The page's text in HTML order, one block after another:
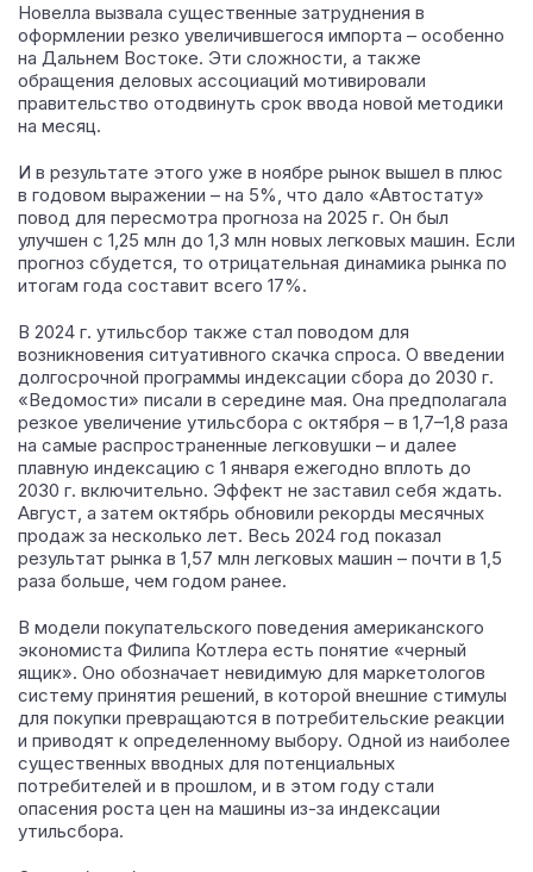
Новелла вызвала существенные затруднения в
оформлении резко увеличившегося импорта – особенно
на Дальнем Востоке. Эти сложности, а также
обращения деловых ассоциаций мотивировали
правительство отодвинуть срок ввода новой методики
на месяц.
И в результате этого уже в ноябре рынок вышел в плюс
в годовом выражении – на 5%, что дало «Автостату»
повод для пересмотра прогноза на 2025 г. Он был
улучшен с 1,25 млн до 1,3 млн новых легковых машин. Если
прогноз сбудется, то отрицательная динамика рынка по
итогам года составит всего 17%.
В 2024 г. утильсбор также стал поводом для
возникновения ситуативного скачка спроса. О введении
долгосрочной программы индексации сбора до 2030 г.
«Ведомости» писали в середине мая. Она предполагала
резкое увеличение утильсбора с октября – в 1,7–1,8 раза
на самые распространенные легковушки – и далее
плавную индексацию с 1 января ежегодно вплоть до
2030 г. включительно. Эффект не заставил себя ждать.
Август, а затем октябрь обновили рекорды месячных
продаж за несколько лет. Весь 2024 год показал
результат рынка в 1,57 млн легковых машин – почти в 1,5
раза больше, чем годом ранее.
В модели покупательского поведения американского
экономиста Филипа Котлера есть понятие «черный
ящик». Оно обозначает невидимую для маркетологов
систему принятия решений, в которой внешние стимулы
для покупки превращаются в потребительские реакции
и приводят к определенному выбору. Одной из наиболее
существенных вводных для потенциальных
потребителей и в прошлом, и в этом году стали
опасения роста цен на машины из-за индексации
утильсбора.